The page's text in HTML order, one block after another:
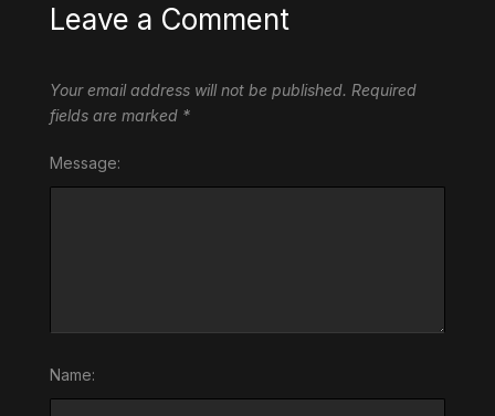
Leave a Comment
Your email address will not be published. Required
fields are marked *
Message:
Name: